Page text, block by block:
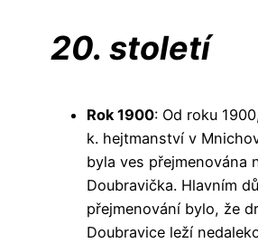
20. století
Rok 1900: Od roku
k. hejtmanství v
byla ves přejmenována
Doubravička. Hlavním
přejmenování bylo, že
Doubravice leží